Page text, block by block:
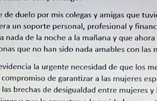
Como parte...